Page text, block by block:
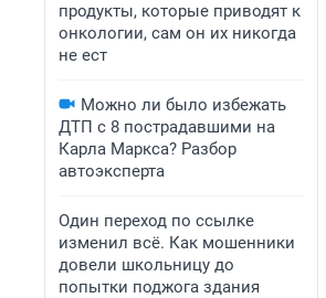
продукты, которые приводят к
онкологии, сам он их никогда
не ест
Можно ли было избежать
ДТП с 8 пострадавшими на
Карла Маркса? Разбор
автоэксперта
Один переход по ссылке
изменил всё. Как мошенники
довели школьницу до
попытки поджога здания